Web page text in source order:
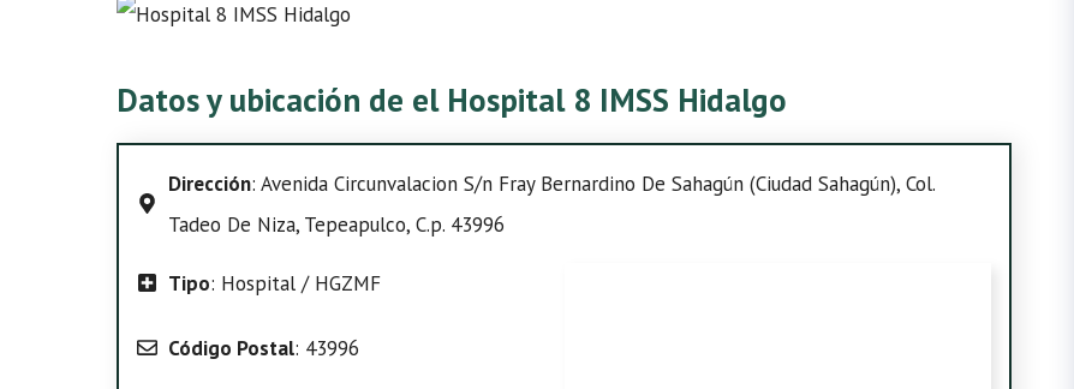
Datos y ubicación de el Hospital 8 IMSS Hidalgo
Dirección: Avenida Circunvalacion S/n Fray Bernardino De Sahagún (Ciudad Sahagún), Col.
Tadeo De Niza, Tepeapulco, C.p. 43996
Tipo: Hospital / HGZMF
Código Postal: 43996